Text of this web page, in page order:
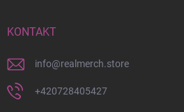
KONTAKT
info@realmerch.store
+420728405427